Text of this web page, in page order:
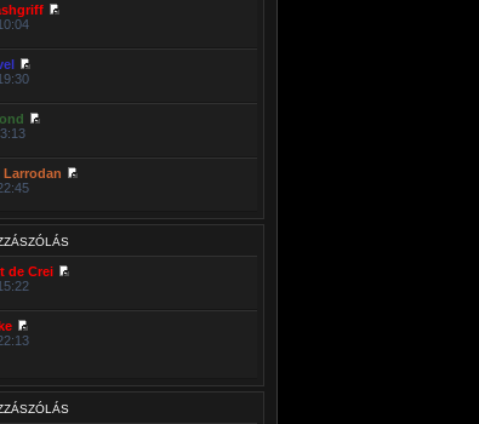
Larrodan
de Crei